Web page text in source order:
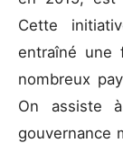
Cette
entraîné une
nombreux
On assiste
gouvernance